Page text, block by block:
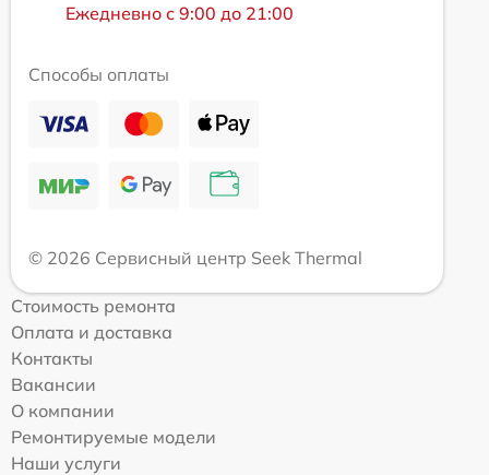
Ежедневно с 9:00 до 21:00
Способы оплаты
© 2026 Сервисный центр Seek Thermal
Стоимость ремонта
Оплата и доставка
Контакты
Вакансии
О компании
Ремонтируемые модели
Наши услуги